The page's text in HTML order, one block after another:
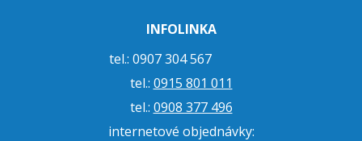
INFOLINKA
tel.: 0907 304 567
tel.: 0915 801 011
tel.: 0908 377 496
internetové objednávky: